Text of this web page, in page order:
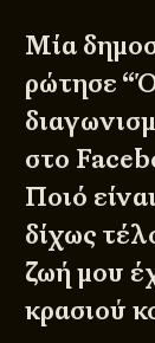
Μία
ρώτησε
στο
Ποιό
δίχως
ζωή μου
κρασιού